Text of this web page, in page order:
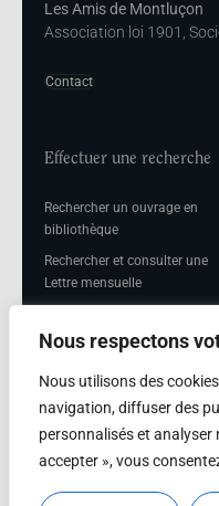
Nous respectons
Nous utilisons des
navigation, diffuser des
personnalisés et
accepter », vous
Les Amis de Montluçon
Association loi 1901,
Contact
Effectuer une recherche
Rechercher un ouvrage en
bibliothèque
Rechercher et consulter une
Lettre mensuelle
mensuelle
Adhérer